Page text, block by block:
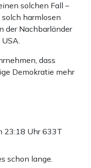
solchen Fall –
harmlosen
der Nachbarländer
dass
Demokratie mehr
23:18 Uhr633T
schon lange.